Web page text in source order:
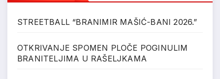
STREETBALL “BRANIMIR MAŠIĆ-BANI 2026.”
OTKRIVANJE SPOMEN PLOČE POGINULIM
BRANITELJIMA U RAŠELJKAMA